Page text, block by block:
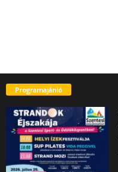
Programajánló